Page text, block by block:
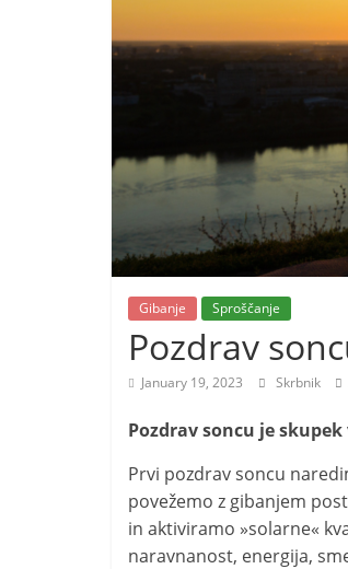
r
Gibanje Sproščanje
Pozdrav
January 19, 2023 Skrbnik
Pozdrav soncu je
Prvi pozdrav soncu
povežemo z gibanjem
in aktiviramo »solarne«
naravnanost, energija,